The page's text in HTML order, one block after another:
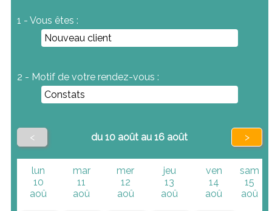
1 - Vous êtes :
2 - Motif de votre rendez-vous :
< du 10 août au 16 août >
lun
10
aoû
mar
11
aoû
mer
12
aoû
jeu
13
aoû
ven
14
aoû
sam
15
aoû